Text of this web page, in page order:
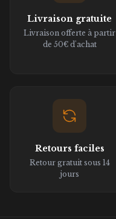
Livraison gratuite
Livraison offerte à partir
de 50€ d'achat
Retours faciles
Retour gratuit sous 14
jours